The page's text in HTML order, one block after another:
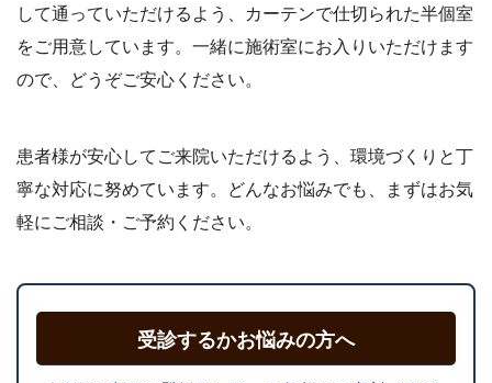
して通っていただけるよう、カーテンで仕切られた半個室
をご用意しています。一緒に施術室にお入りいただけます
ので、どうぞご安心ください。
患者様が安心してご来院いただけるよう、環境づくりと丁
寧な対応に努めています。どんなお悩みでも、まずはお気
軽にご相談・ご予約ください。
受診するかお悩みの方へ